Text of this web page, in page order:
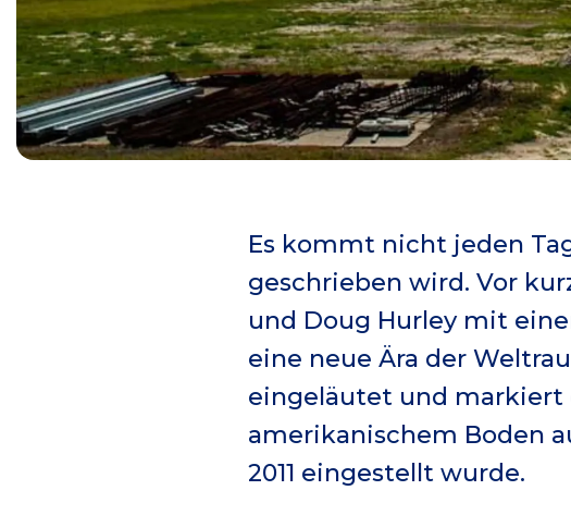
Es kommt nicht jeden
geschrieben wird. Vor
und Doug Hurley mit
eine neue Ära der
eingeläutet und markiert
amerikanischem Boden
2011 eingestellt wurde.